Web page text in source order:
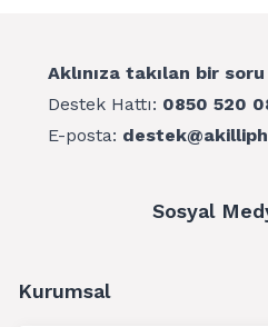
Aklınıza takılan bir
Destek Hattı: 0850 520
E-posta:
Sosyal
Kurumsal